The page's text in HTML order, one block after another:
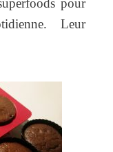
pour
Leur